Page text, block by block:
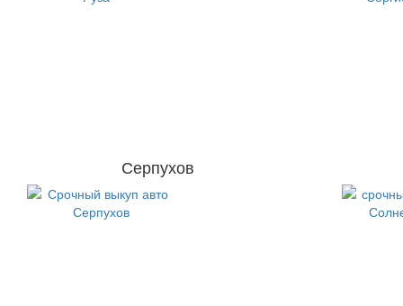
Серпухов